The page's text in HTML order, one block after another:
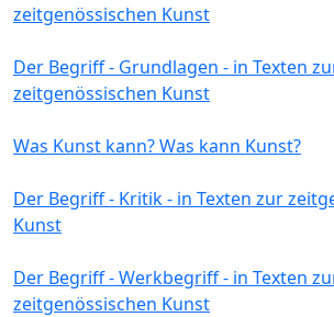
zeitgenössischen Kunst
Der Begriff - Grundlagen - in Texten
zeitgenössischen Kunst
Was Kunst kann? Was kann Kunst?
Der Begriff - Kritik - in Texten zur
Kunst
Der Begriff - Werkbegriff - in Texten
zeitgenössischen Kunst